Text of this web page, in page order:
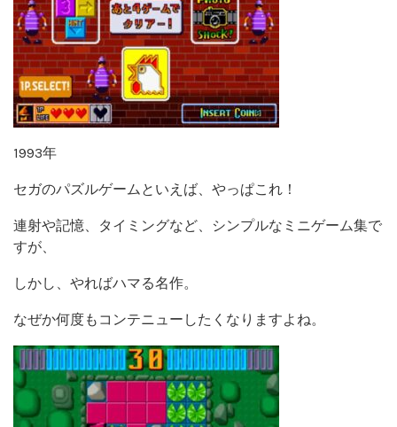
1993年
セガのパズルゲームといえば、やっぱこれ！
連射や記憶、タイミングなど、シンプルなミニゲーム集で
すが、
しかし、やればハマる名作。
なぜか何度もコンテニューしたくなりますよね。